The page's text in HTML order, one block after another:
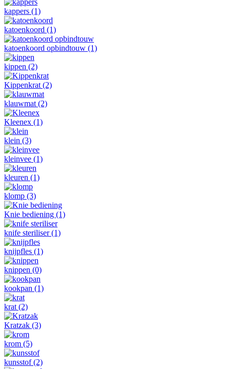
kappers (1)
katoenkoord (1)
katoenkoord opbindtouw (1)
kippen (2)
Kippenkrat (2)
klauwmat (2)
Kleenex (1)
klein (3)
kleinvee (1)
kleuren (1)
klomp (3)
Knie bediening (1)
knife steriliser(1)
knijpfles (1)
knippen (0)
kookpan (1)
krat (2)
Kratzak (3)
krom (5)
kunsstof(2)